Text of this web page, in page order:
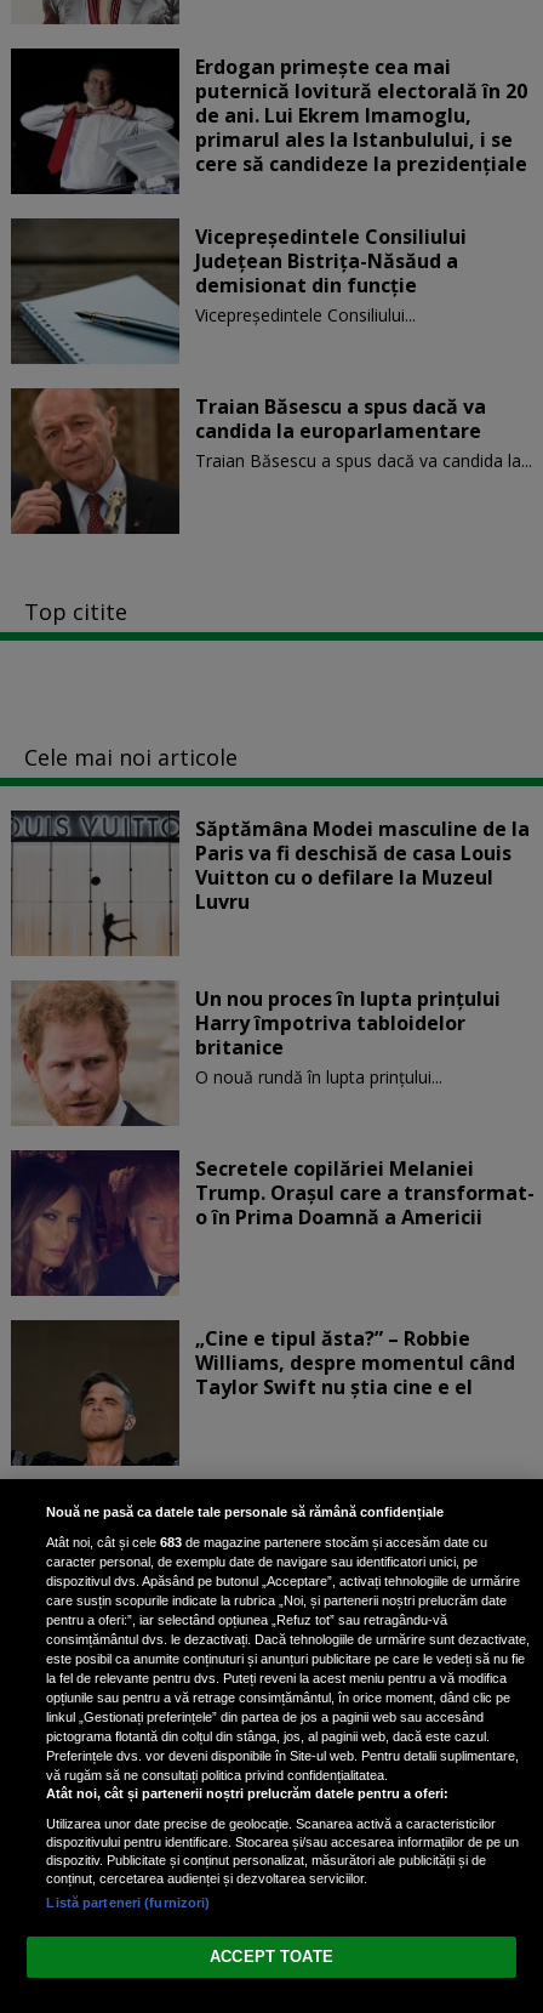
Erdogan primește cea mai
puternică lovitură electorală în 20
de ani. Lui Ekrem Imamoglu,
primarul ales la Istanbulului, i se
cere să candideze la prezidențiale
Vicepreşedintele Consiliului
Judeţean Bistriţa-Năsăud a
demisionat din funcție
Vicepreşedintele Consiliului...
Traian Băsescu a spus dacă va
candida la europarlamentare
Traian Băsescu a spus dacă va candida la...
Top citite
Cele mai noi articole
Săptămâna Modei masculine de la
Paris va fi deschisă de casa Louis
Vuitton cu o defilare la Muzeul
Luvru
Un nou proces în lupta prinţului
Harry împotriva tabloidelor
britanice
O nouă rundă în lupta prinţului...
Secretele copilăriei Melaniei
Trump. Orașul care a transformat-
o în Prima Doamnă a Americii
„Cine e tipul ăsta?” – Robbie
Williams, despre momentul când
Taylor Swift nu știa cine e el
Bruce Dickinson, solistul trupei
Iron Maiden, şi-a arătat talentul
de scrimer la un concurs în Franţa
Nicki Minaj, acuzată de agresiune
de fostul manager: Detalii șocante
din proces
Nicki Minaj le-a lăudat pe...
Vezi varianta Desktop
Nouă ne pasă ca datele tale personale să rămână confidențiale
Atât noi, cât și cele683 de magazine partenere stocăm și accesăm date cu
caracter personal, de exemplu date de navigare sau identificatori unici, pe
dispozitivul dvs. Apăsând pe butonul „Acceptare”, activați tehnologiile de urmărire
care susțin scopurile indicate la rubrica „Noi, și partenerii noștri prelucrăm date
pentru a oferi:”, iar selectând opțiunea „Refuz tot” sau retragându-vă
consimțământul dvs. le dezactivați. Dacă tehnologiile de urmărire sunt dezactivate,
este posibil ca anumite conținuturi și anunțuri publicitare pe care le vedeți să nu fie
la fel de relevante pentru dvs. Puteți reveni la acest meniu pentru a vă modifica
opțiunile sau pentru a vă retrage consimțământul, în orice moment, dând clic pe
linkul „Gestionați preferințele” din partea de jos a paginii web sau accesând
pictograma flotantă din colțul din stânga, jos, al paginii web, dacă este cazul.
Preferințele dvs. vor deveni disponibile în Site-ul web. Pentru detalii suplimentare,
vă rugăm să ne consultați politica privind confidențialitatea.
Atât noi, cât și partenerii noștri prelucrăm datele pentru a oferi:
Utilizarea unor date precise de geolocație. Scanarea activă a caracteristicilor
dispozitivului pentru identificare. Stocarea și/sau accesarea informațiilor de pe un
dispozitiv. Publicitate și conținut personalizat, măsurători ale publicității și de
conținut, cercetarea audienței și dezvoltarea serviciilor.
Listă parteneri (furnizori)
ACCEPT TOATE